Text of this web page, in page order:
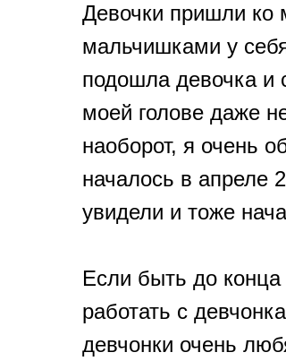
Девочки пришли ко
мальчишками у
подошла девочка и
моей голове даже
наоборот, я очень
началось в апреле
увидели и тоже
Если быть до
работать с
девчонки очень